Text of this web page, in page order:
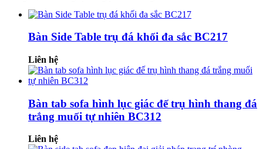
Bàn Side Table trụ đá khối đa sắc BC217
Liên hệ
Bàn tab sofa hình lục giác đế trụ hình thang đá
trắng muối tự nhiên BC312
Liên hệ